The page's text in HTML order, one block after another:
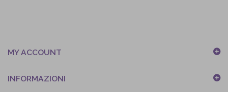
MY ACCOUNT
INFORMAZIONI